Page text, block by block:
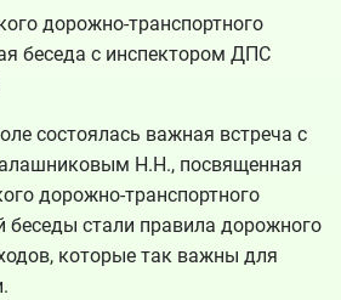
дорожно-транспортного
беседа с инспектором ДПС
состоялась важная встреча с
Н.Н., посвященная
дорожно-транспортного
стали правила дорожного
которые так важны для